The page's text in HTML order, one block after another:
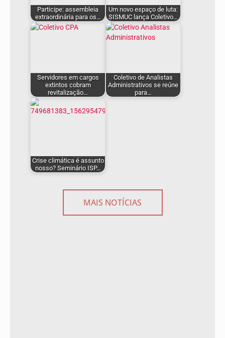
Participe: assembleia
extraordinária para os…
Um novo espaço de luta:
SISMUC lança Coletivo…
Servidores em cargos
extintos cobram
revitalização…
Coletivo de Analistas
Administrativos se reúne
para…
Crise climática é assunto
nosso? Seminário ISP…
MAIS NOTÍCIAS